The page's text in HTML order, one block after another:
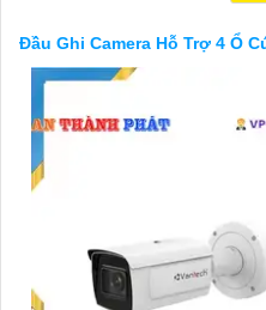
Với đầu ghi camera hỗ trợ 4 ổ
bảo vệ tài sản và an ninh trong
kiệm thời gian và công sức
Đầu Ghi Camera Hỗ Trợ 4 Ổ